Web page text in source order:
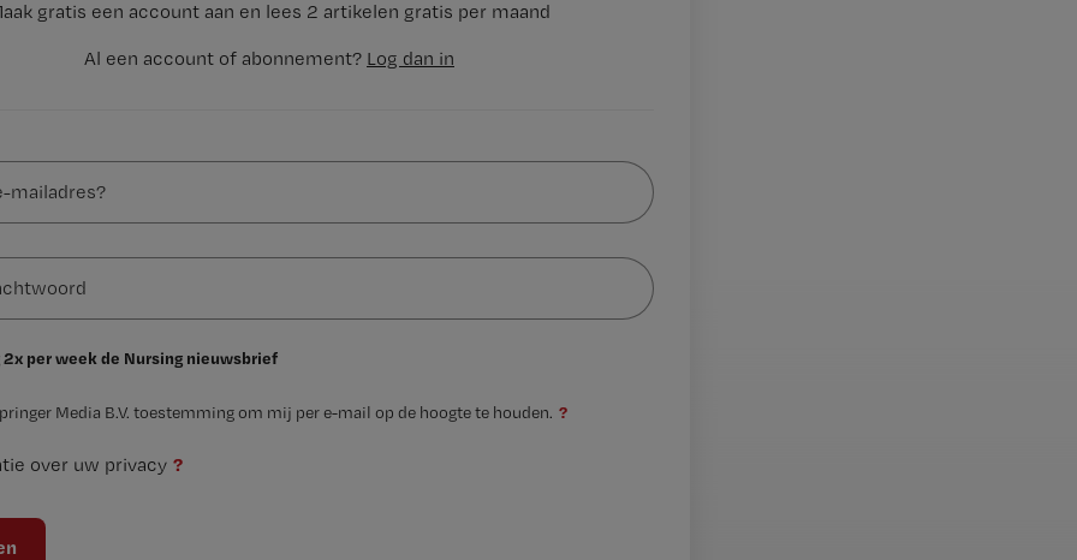
gratis een account aan en lees 2 artikelen gratis per maand
Al een account of abonnement? Log dan in
2x per week de Nursing nieuwsbrief
Media B.V. toestemming om mij per e-mail op de hoogte te houden. ?
over uw privacy ?